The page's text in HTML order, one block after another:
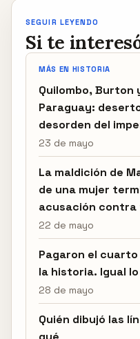
SEGUIR LEYENDO
Si te
MÁS EN HISTORIA
Quilombo, Burton
Paraguay:
desorden del
23 de mayo
La maldición de
de una mujer
acusación contra
22 de mayo
Pagaron el
la historia. Igual
28 de mayo
Quién dibujó las